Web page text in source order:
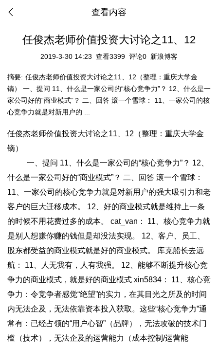
查看内容
任俊杰老师价值投资大讨论之11、12
2019-3-30 14:23 查看3399 评论0 新浪博客
摘要: 任俊杰老师价值投资大讨论之11、12（整理：重庆大学金
镝） 一、提问 11、什么是一家公司的“核心竞争力”？ 12、什么是一
家公司好的“商业模式”？ 二、回答 滚一个雪球： 11、一家公司的核
心竞争力就是对新用户的 ...
任俊杰老师价值投资大讨论之11、12（整理：重庆大学金
镝）
一、提问 11、什么是一家公司的“核心竞争力”？ 12、
什么是一家公司好的“商业模式”？ 二、回答 滚一个雪球：
11、一家公司的核心竞争力就是对新用户的强大吸引力和老
客户的巨大迁移成本。 12、好的商业模式就是维持上一条
的时候不用花费过多的成本。 cat_van： 11、核心竞争力就
是别人想赚你赚的钱但是却没法实现。 12、客户、员工、
股东都受益的商业模式就是好的商业模式。 库克船长去远
航： 11、人无我有，人有我强。 12、能够不断提升核心竞
争力的商业模式，就是好的商业模式 xin5834： 11、核心竞
争力：令竞争者感觉“绝望”的实力，在其目光之所及的时间
内无法企及，无法依靠资本投入获取。这些“核心竞争力”通
常有：已经占领的“用户心智”（品牌），无法攻破的技术门
槛（技术），无法企及的运营能力（成本控制/运营能